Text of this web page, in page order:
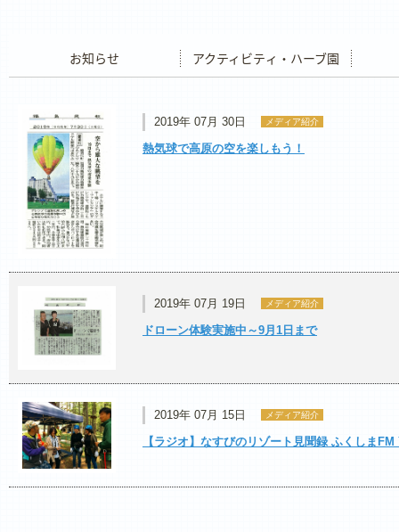
2019年 07月 30日 メディア紹介
熱気球で高原の空を楽しもう！
2019年 07月 19日 メディア紹介
ドローン体験実施中～9月1日まで
2019年 07月 15日 メディア紹介
【ラジオ】なすびのリゾート見聞録 ふくしま